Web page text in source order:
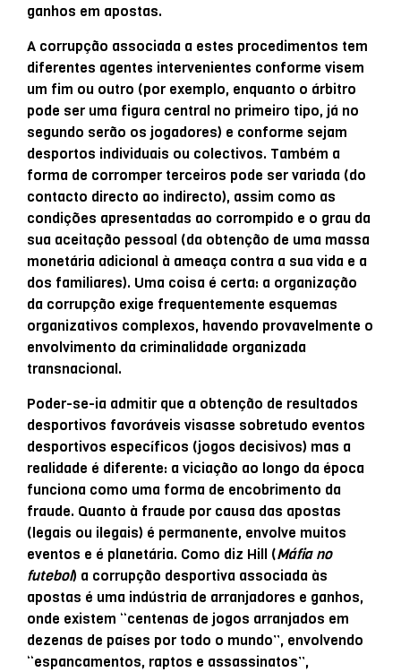
ganhos em apostas.
A corrupção associada a estes procedimentos tem
diferentes agentes intervenientes conforme visem
um fim ou outro (por exemplo, enquanto o árbitro
pode ser uma figura central no primeiro tipo, já no
segundo serão os jogadores) e conforme sejam
desportos individuais ou colectivos. Também a
forma de corromper terceiros pode ser variada (do
contacto directo ao indirecto), assim como as
condições apresentadas ao corrompido e o grau da
sua aceitação pessoal (da obtenção de uma massa
monetária adicional à ameaça contra a sua vida e a
dos familiares). Uma coisa é certa: a organização
da corrupção exige frequentemente esquemas
organizativos complexos, havendo provavelmente o
envolvimento da criminalidade organizada
transnacional.
Poder-se-ia admitir que a obtenção de resultados
desportivos favoráveis visasse sobretudo eventos
desportivos específicos (jogos decisivos) mas a
realidade é diferente: a viciação ao longo da época
funciona como uma forma de encobrimento da
fraude. Quanto à fraude por causa das apostas
(legais ou ilegais) é permanente, envolve muitos
eventos e é planetária. Como diz Hill (Máfia no
futebol) a corrupção desportiva associada às
apostas é uma indústria de arranjadores e ganhos,
onde existem “centenas de jogos arranjados em
dezenas de países por todo o mundo”, envolvendo
“espancamentos, raptos e assassinatos”,